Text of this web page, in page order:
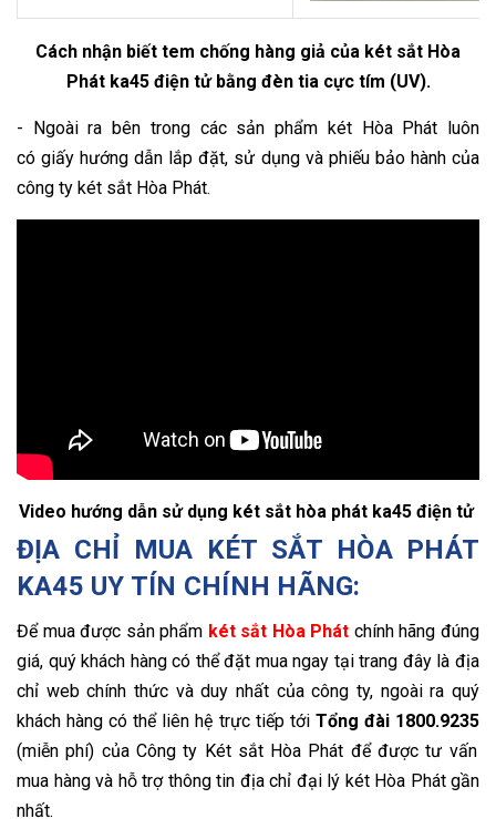
Cách nhận biết tem chống hàng giả của két sắt Hòa
Phát ka45 điện tử bằng đèn tia cực tím (UV).
- Ngoài ra bên trong các sản phẩm két Hòa Phát luôn
có giấy hướng dẫn lắp đặt, sử dụng và phiếu bảo hành của
công ty két sắt Hòa Phát.
Video hướng dẫn sử dụng két sắt hòa phát ka45 điện tử
ĐỊA CHỈ MUA KÉT SẮT HÒA PHÁT
KA45 UY TÍN CHÍNH HÃNG:
Để mua được sản phẩm két sắt Hòa Phát chính hãng đúng
giá, quý khách hàng có thể đặt mua ngay tại trang đây là địa
chỉ web chính thức và duy nhất của công ty, ngoài ra quý
khách hàng có thể liên hệ trực tiếp tới Tổng đài 1800.9235
(miễn phí) của Công ty Két sắt Hòa Phát để được tư vấn
mua hàng và hỗ trợ thông tin địa chỉ đại lý két Hòa Phát gần
nhất.